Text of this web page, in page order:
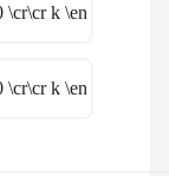
\cr\cr k
\cr\cr k